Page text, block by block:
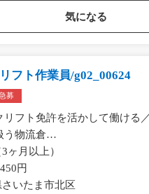
気になる
フト作業員/g02_00624
募
リフト免許を活かして働ける
う物流倉…
ヶ月以上）
円
いたま市北区